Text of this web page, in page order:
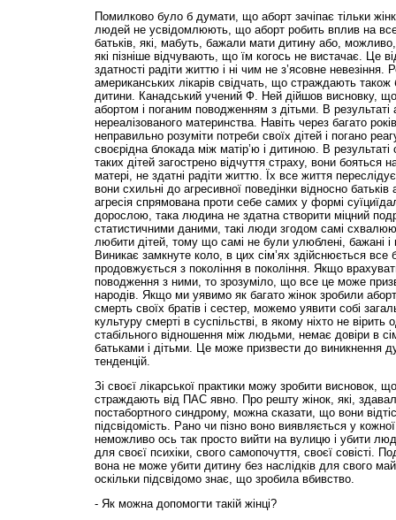
Помилково було б думати, що аборт зачіпає тільки
людей не усвідомлюють, що аборт робить вплив на все
батьків, які, мабуть, бажали мати дитину або, можливо,
які пізніше відчувають, що їм когось не вистачає. Це
здатності радіти життю і ні чим не з’ясовне невезіння.
американських ліка­рів свідчать, що страждають також
дитини. Канадський учений Ф. Ней дійшов висновку, що
абортом і поганим поводженням з дітьми. В результаті
нереалізованого материнства. Навіть через багато
неправильно розуміти потреби своїх дітей і погано
своєрідна блокада між матір’ю і дитиною. В
таких дітей загострено відчуття страху, вони бояться
матері, не здатні радіти життю. Їх все життя
вони схильні до агресивної поведінки відносно батьків
агресія спрямована проти себе самих у формі
дорослою, така людина не здатна створити міцний
статистичними даними, такі люди згодом самі
любити дітей, тому що самі не були улюблені, бажані і
Виникає замкнуте коло, в цих сім’ях здійснюється все
продовжується з покоління в покоління. Якщо
поводження з ними, то зрозуміло, що все це може
народів. Якщо ми уявимо як багато жінок зробили
смерть своїх братів і сестер, можемо уявити собі
культуру смерті в суспільстві, в якому ніхто не
стабільного відношення між людьми, немає довіри в
батьками і дітьми. Це може призвести до виникнення
тенденцій.
Зі своєї лікарської практики можу зробити висновок,
страждають від ПАС явно. Про решту жінок, які,
постабортного синдрому, можна сказати, що вони
підсвідомість. Рано чи пізно воно виявляється у
неможливо ось так просто вийти на вулицю і убити
для своєї психіки, свого самопочуття, своєї совісті.
вона не може убити дитину без наслідків для свого
оскільки підсвідомо знає, що зробила вбивство.
- Як можна допомогти такій жінці?